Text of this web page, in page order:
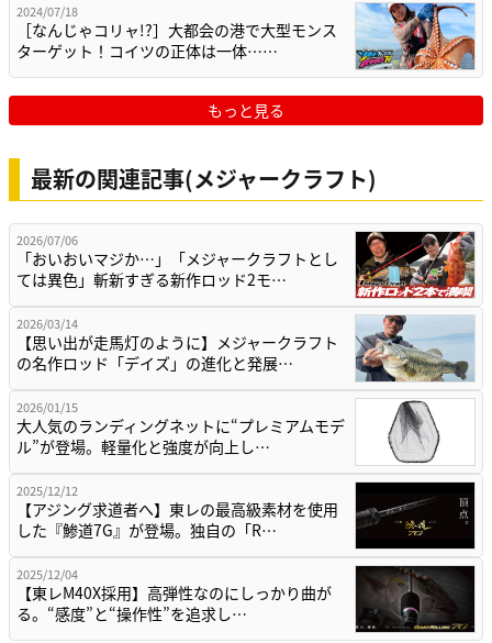
2024/07/18
［なんじゃコリャ!?］大都会の港で大型モンス
ターゲット！コイツの正体は一体……
もっと見る
最新の関連記事(メジャークラフト)
2026/07/06
「おいおいマジか…」「メジャークラフトとし
ては異色」斬新すぎる新作ロッド2モ…
2026/03/14
【思い出が走馬灯のように】メジャークラフト
の名作ロッド「デイズ」の進化と発展…
2026/01/15
大人気のランディングネットに“プレミアムモデ
ル”が登場。軽量化と強度が向上し…
2025/12/12
【アジング求道者へ】東レの最高級素材を使用
した『鯵道7G』が登場。独自の「R…
2025/12/04
【東レM40X採用】高弾性なのにしっかり曲が
る。“感度”と“操作性”を追求し…